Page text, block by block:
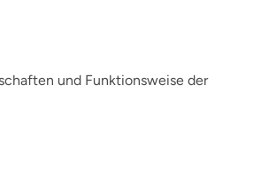
und Funktionsweise der